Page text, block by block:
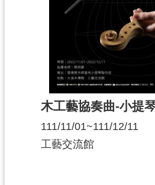
木工藝協奏曲-小提
111/11/01~111/12/11
工藝交流館